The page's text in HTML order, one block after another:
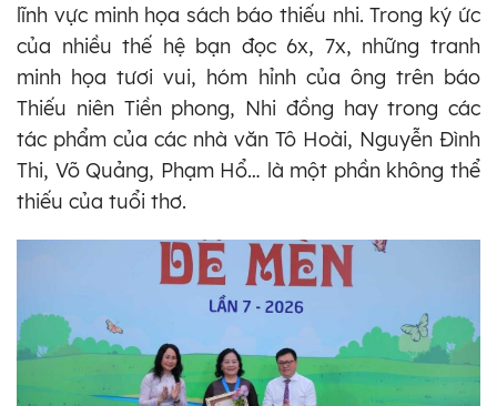
lĩnh vực minh họa sách báo thiếu nhi. Trong ký ức
của nhiều thế hệ bạn đọc 6x, 7x, những tranh
minh họa tươi vui, hóm hỉnh của ông trên báo
Thiếu niên Tiền phong, Nhi đồng hay trong các
tác phẩm của các nhà văn Tô Hoài, Nguyễn Đình
Thi, Võ Quảng, Phạm Hổ… là một phần không thể
thiếu của tuổi thơ.